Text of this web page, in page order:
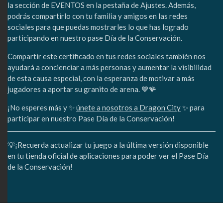
la sección de EVENTOS en la pestaña de Ajustes. Además,
podrás compartirlo con tu familia y amigos en las redes
sociales para que puedas mostrarles lo que has logrado
participando en nuestro pase Día de la Conservación.
Compartir este certificado en tus redes sociales también nos
ayudará a concienciar a más personas y aumentar la visibilidad
de esta causa especial, con la esperanza de motivar a más
jugadores a aportar su granito de arena. 💙🪸
¡No esperes más y ✨únete a nosotros a Dragon City✨ para
participar en nuestro Pase Día de la Conservación!
💡¡Recuerda actualizar tu juego a la última versión disponible
en tu tienda oficial de aplicaciones para poder ver el Pase Día
de la Conservación!